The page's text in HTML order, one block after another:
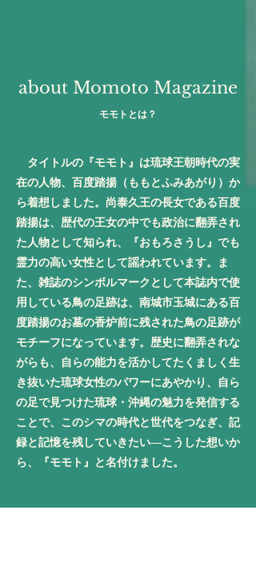
about Momoto Magazine
​モモトとは？
タイトルの『モモト』は琉球王朝時代の実
在の人物、百度踏揚（ももとふみあがり）か
ら着想しました。尚泰久王の長女である百度
踏揚は、歴代の王女の中でも政治に翻弄され
た人物として知られ、『おもろさうし』でも
霊力の高い女性として謡われています。ま
た、雑誌のシンボルマークとして本誌内で使
用している鳥の足跡は、南城市玉城にある百
度踏揚のお墓の香炉前に残された鳥の足跡が
モチーフになっています。歴史に翻弄されな
がらも、自らの能力を活かしてたくましく生
き抜いた琉球女性のパワーにあやかり、自ら
の足で見つけた琉球・沖縄の魅力を発信する
ことで、このシマの時代と世代をつなぎ、記
録と記憶を残していきたい―こうした想いか
ら、『モモト』と名付けました。